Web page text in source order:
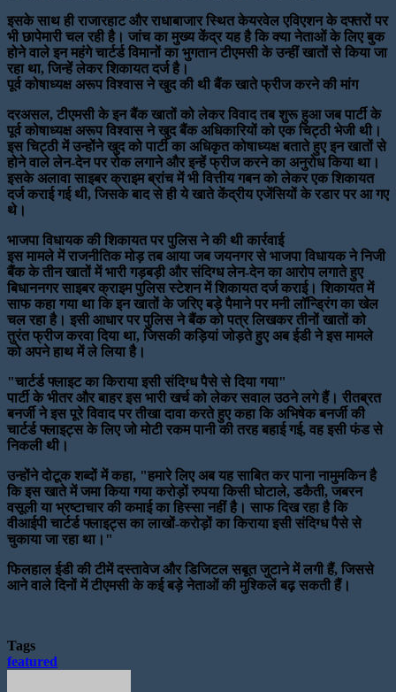
इसके साथ ही राजारहाट और राधाबाजार स्थित केयरवेल एविएशन के दफ्तरों पर
भी छापेमारी चल रही है। जांच का मुख्य केंद्र यह है कि क्या नेताओं के लिए बुक
होने वाले इन महंगे चार्टर्ड विमानों का भुगतान टीएमसी के उन्हीं खातों से किया जा
रहा था, जिन्हें लेकर शिकायत दर्ज है।
पूर्व कोषाध्यक्ष अरूप विश्वास ने खुद की थी बैंक खाते फ्रीज करने की मांग
दरअसल, टीएमसी के इन बैंक खातों को लेकर विवाद तब शुरू हुआ जब पार्टी के
पूर्व कोषाध्यक्ष अरूप विश्वास ने खुद बैंक अधिकारियों को एक चिट्ठी भेजी थी।
इस चिट्ठी में उन्होंने खुद को पार्टी का अधिकृत कोषाध्यक्ष बताते हुए इन खातों से
होने वाले लेन-देन पर रोक लगाने और इन्हें फ्रीज करने का अनुरोध किया था।
इसके अलावा साइबर क्राइम ब्रांच में भी वित्तीय गबन को लेकर एक शिकायत
दर्ज कराई गई थी, जिसके बाद से ही ये खाते केंद्रीय एजेंसियों के रडार पर आ गए
थे।
भाजपा विधायक की शिकायत पर पुलिस ने की थी कार्रवाई
इस मामले में राजनीतिक मोड़ तब आया जब जयनगर से भाजपा विधायक ने निजी
बैंक के तीन खातों में भारी गड़बड़ी और संदिग्ध लेन-देन का आरोप लगाते हुए
बिधाननगर साइबर क्राइम पुलिस स्टेशन में शिकायत दर्ज कराई। शिकायत में
साफ कहा गया था कि इन खातों के जरिए बड़े पैमाने पर मनी लॉन्ड्रिंग का खेल
चल रहा है। इसी आधार पर पुलिस ने बैंक को पत्र लिखकर तीनों खातों को
तुरंत फ्रीज करवा दिया था, जिसकी कड़ियां जोड़ते हुए अब ईडी ने इस मामले
को अपने हाथ में ले लिया है।
"चार्टर्ड फ्लाइट का किराया इसी संदिग्ध पैसे से दिया गया"
पार्टी के भीतर और बाहर इस भारी खर्च को लेकर सवाल उठने लगे हैं। रीतब्रत
बनर्जी ने इस पूरे विवाद पर तीखा दावा करते हुए कहा कि अभिषेक बनर्जी की
चार्टर्ड फ्लाइट्स के लिए जो मोटी रकम पानी की तरह बहाई गई, वह इसी फंड से
निकली थी।
उन्होंने दोटूक शब्दों में कहा, "हमारे लिए अब यह साबित कर पाना नामुमकिन है
कि इस खाते में जमा किया गया करोड़ों रुपया किसी घोटाले, डकैती, जबरन
वसूली या भ्रष्टाचार की कमाई का हिस्सा नहीं है। साफ दिख रहा है कि
वीआईपी चार्टर्ड फ्लाइट्स का लाखों-करोड़ों का किराया इसी संदिग्ध पैसे से
चुकाया जा रहा था।"
फिलहाल ईडी की टीमें दस्तावेज और डिजिटल सबूत जुटाने में लगी हैं, जिससे
आने वाले दिनों में टीएमसी के कई बड़े नेताओं की मुश्किलें बढ़ सकती हैं।
Tags
featured